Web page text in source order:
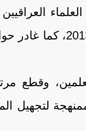
وقطع
لتجهيل